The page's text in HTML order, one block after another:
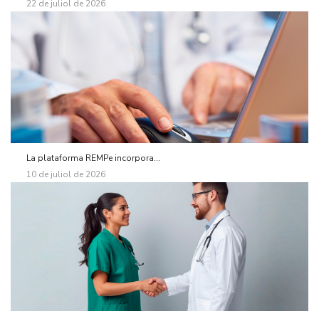
22 de juliol de 2026
La plataforma REMPe incorpora...
10 de juliol de 2026